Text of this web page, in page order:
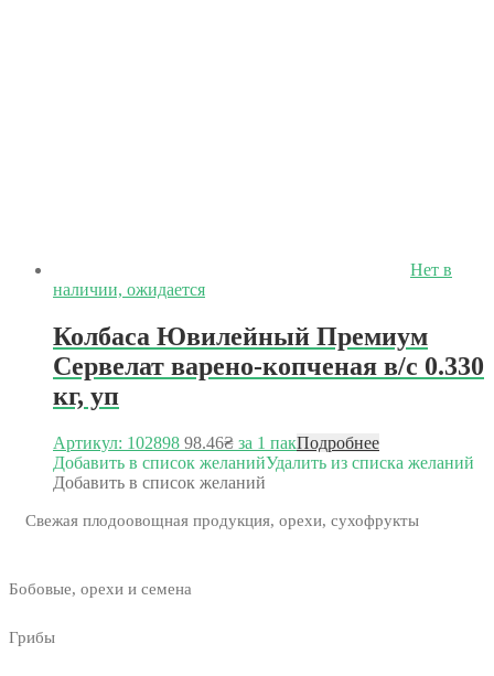
Нет в
наличии, ожидается
Колбаса Ювилейный Премиум
Сервелат варено-копченая в/с 0.330
кг, уп
Артикул: 102898 98.46₴ за 1 пакПодробнее
Добавить в список желанийУдалить из списка желаний
Добавить в список желаний
Свежая плодоовощная продукция, орехи, сухофрукты
Бобовые, орехи и семена
Грибы